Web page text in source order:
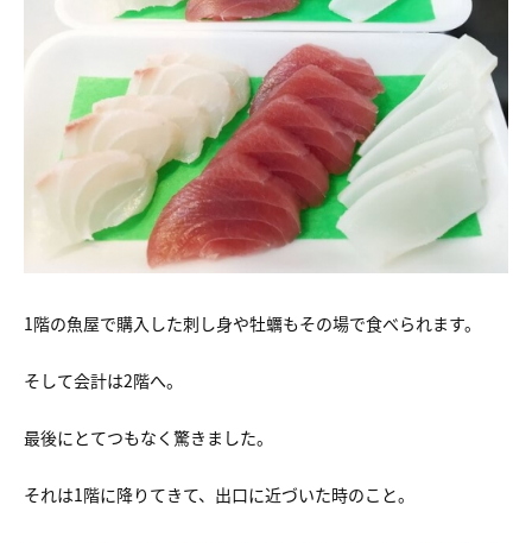
1階の魚屋で購入した刺し身や牡蠣もその場で食べられます。
そして会計は2階へ。
最後にとてつもなく驚きました。
それは1階に降りてきて、出口に近づいた時のこと。